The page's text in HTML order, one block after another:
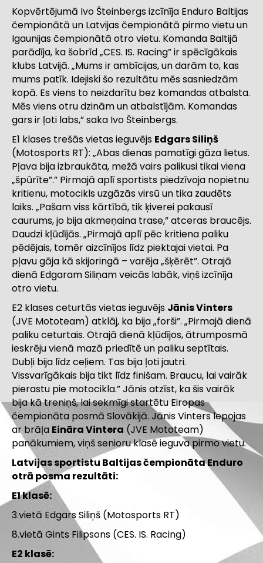
Kopvērtējumā Ivo Šteinbergs izcīnīja Enduro Baltijas
čempionātā un Latvijas čempionātā pirmo vietu un
Igaunijas čempionātā otro vietu. Komanda Baltijā
parādīja, ka šobrīd „CES. IS. Racing” ir spēcīgākais
klubs Latvijā. „Mums ir ambīcijas, un darām to, kas
mums patīk. Idejiski šo rezultātu mēs sasniedzām
kopā. Es viens to neizdarītu bez komandas atbalsta.
Mēs viens otru dzinām un atbalstījām. Komandas
gars ir ļoti labs,” saka Ivo Šteinbergs.
E1 klases trešās vietas ieguvējs Edgars Siliņš
(Motosports RT): „Abas dienas pamatīgi gāza lietus.
Pļava bija izbraukāta, mežā vairs palikusi tikai viena
„špūrīte”.” Pirmajā aplī sportists piedzīvoja nopietnu
kritienu, motocikls uzgāzās virsū un tika zaudēts
laiks. „Pašam viss kārtībā, tik ķiverei pakausī
caurums, jo bija akmeņaina trase,” atceras braucējs.
Daudzi kļūdījās. „Pirmajā aplī pēc kritiena paliku
pēdējais, tomēr aizcīnījos līdz piektajai vietai. Pa
pļavu gāja kā skijoringā – varēja „šķērēt”. Otrajā
dienā Edgaram Siliņam veicās labāk, viņš izcīnīja
otro vietu.
E2 klases ceturtās vietas ieguvējs Jānis Vinters
(JVE Mototeam) atklāj, ka bija „forši”. „Pirmajā dienā
paliku ceturtais. Otrajā dienā kļūdījos, ātrumposmā
ieskrēju vienā mazā priedītē un paliku septītais.
Dubļi bija līdz ceļiem. Tas bija ļoti jautri.
Vissvarīgākais bija tikt līdz finišam. Braucu, lai vairāk
pierastu pie motocikla.” Jānis atzīst, ka šis vairāk
bija kā treniņš, lai sekmīgi startētu Eiropas
čempionāta posmā Slovākijā. Jānis Vinters lepojas
ar brāļa Eināra Vintera (JVE Mototeam)
panākumiem, viņš senioru klasē ieguva pirmo vietu.
Latvijas sportistu Baltijas čempionāta Enduro
otrā posma rezultāti:
E1 klasē:
3.vietā Edgars Siliņš (Motosports RT)
8.vietā Gints Filipsons (CES. IS. Racing)
E2 klasē: